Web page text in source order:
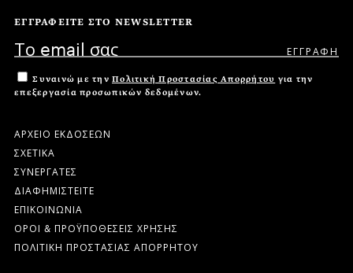
ΕΓΓΡΑΦΕΙΤΕ ΣΤΟ NEWSLETTER
Συναινώ με την Πολιτική Προστασίας Απορρήτου για την
επεξεργασία προσωπικών δεδομένων.
ΑΡΧΕΙΟ ΕΚΔΟΣΕΩΝ
ΣΧΕΤΙΚΑ
ΣΥΝΕΡΓΑΤΕΣ
ΔΙΑΦΗΜΙΣΤΕΙΤΕ
ΕΠΙΚΟΙΝΩΝΙΑ
ΟΡΟΙ & ΠΡΟΫΠΟΘΕΣΕΙΣ ΧΡΗΣΗΣ
ΠΟΛΙΤΙΚΗ ΠΡΟΣΤΑΣΙΑΣ ΑΠΟΡΡΗΤΟΥ